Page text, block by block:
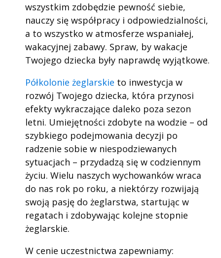
wszystkim zdobędzie pewność siebie,
nauczy się współpracy i odpowiedzialności,
a to wszystko w atmosferze wspaniałej,
wakacyjnej zabawy. Spraw, by wakacje
Twojego dziecka były naprawdę wyjątkowe.
Półkolonie żeglarskie to inwestycja w
rozwój Twojego dziecka, która przynosi
efekty wykraczające daleko poza sezon
letni. Umiejętności zdobyte na wodzie – od
szybkiego podejmowania decyzji po
radzenie sobie w niespodziewanych
sytuacjach – przydadzą się w codziennym
życiu. Wielu naszych wychowanków wraca
do nas rok po roku, a niektórzy rozwijają
swoją pasję do żeglarstwa, startując w
regatach i zdobywając kolejne stopnie
żeglarskie.
W cenie uczestnictwa zapewniamy: